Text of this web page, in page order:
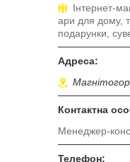
Інтернет-
ари для дому,
подарунки,
Менеджер-